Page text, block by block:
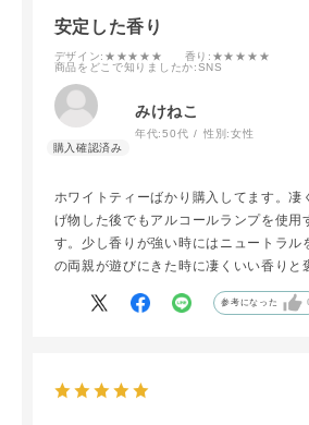
安定した香り
デザイン:★★★★★ 香り :★★★★★
商品をどこで知りましたか:SNS
みけねこ
年代:50代 性別:女性
ホワイトティーばかり購入してます。凄
げ物した後でもアルコールランプを使用
す。少し香りが強い時にはニュートラル
の両親が遊びにきた時に凄くいい香りと
参考になった